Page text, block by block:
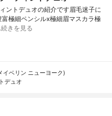
ントデュオの紹介です眉毛迷子に
極細ペンシルx極細眉マスカラ極
続きを見る
イベリン ニューヨーク)
デュオ